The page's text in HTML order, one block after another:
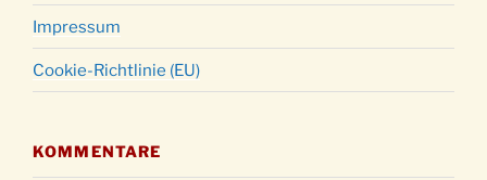
Impressum
Cookie-Richtlinie (EU)
KOMMENTARE